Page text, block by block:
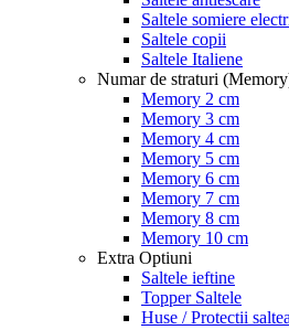
Saltele somiere
Saltele copii
Saltele Italiene
Numar de straturi
Memory 2 cm
Memory 3 cm
Memory 4 cm
Memory 5 cm
Memory 6 cm
Memory 7 cm
Memory 8 cm
Memory 10 cm
Extra Optiuni
Saltele ieftine
Topper Saltele
Huse / Protectii saltea